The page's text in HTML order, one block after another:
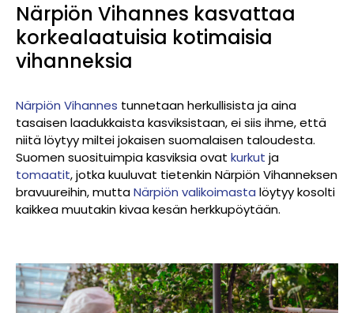
Närpiön Vihannes kasvattaa
korkealaatuisia kotimaisia
vihanneksia
Närpiön Vihannes tunnetaan herkullisista ja aina
tasaisen laadukkaista kasviksistaan, ei siis ihme, että
niitä löytyy miltei jokaisen suomalaisen taloudesta.
Suomen suosituimpia kasviksia ovat kurkut ja
tomaatit, jotka kuuluvat tietenkin Närpiön Vihanneksen
bravuureihin, muttaNärpiön valikoimasta löytyy kosolti
kaikkea muutakin kivaa kesän herkkupöytään.